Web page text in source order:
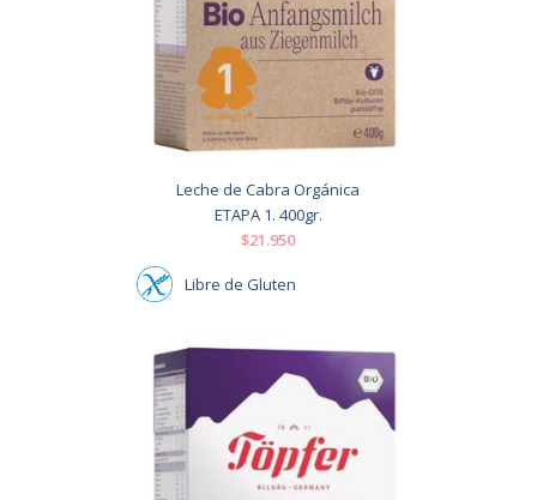
Leche de Cabra Orgánica
ETAPA 1. 400gr.
$21.950
Libre de Gluten